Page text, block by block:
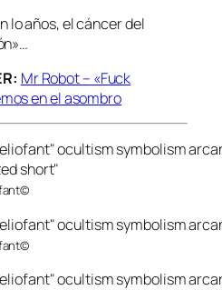
lo años, el cáncer del
Mr Robot – «Fuck
en el asombro